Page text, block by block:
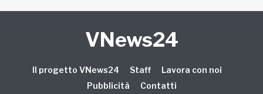
VNews24
Il progetto VNews24 Staff
Lavora con noi
Pubblicità
Contatti